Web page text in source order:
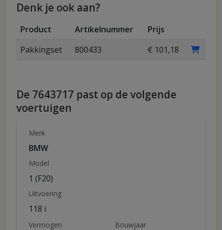
Denk je ook aan?
Product Artikelnummer
Prijs
Pakkingset
800433 € 101,18
De 7643717 past op de volgende
voertuigen
Merk
BMW
Model
1 (F20)
Uitvoering
118 i
Vermogen Bouwjaar